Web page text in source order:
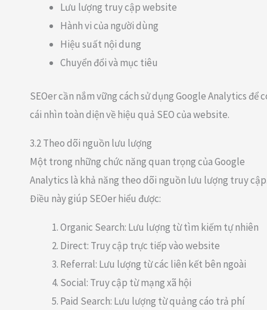
Lưu lượng truy cập website
Hành vi của người dùng
Hiệu suất nội dung
Chuyển đổi và mục tiêu
SEOer cần nắm vững cách sử dụng Google Analytics để
cái nhìn toàn diện về hiệu quả SEO của website.
3.2 Theo dõi nguồn lưu lượng
Một trong những chức năng quan trọng của Google
Analytics là khả năng theo dõi nguồn lưu lượng truy
Điều này giúp SEOer hiểu được:
Organic Search: Lưu lượng từ tìm kiếm tự nhiên
Direct: Truy cập trực tiếp vào website
Referral: Lưu lượng từ các liên kết bên ngoài
Social: Truy cập từ mạng xã hội
Paid Search: Lưu lượng từ quảng cáo trả phí